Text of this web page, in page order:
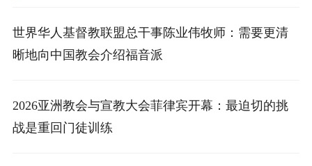
世界华人基督教联盟总干事陈业伟牧师：需要更清
晰地向中国教会介绍福音派
2026亚洲教会与宣教大会菲律宾开幕：最迫切的挑
战是重回门徒训练